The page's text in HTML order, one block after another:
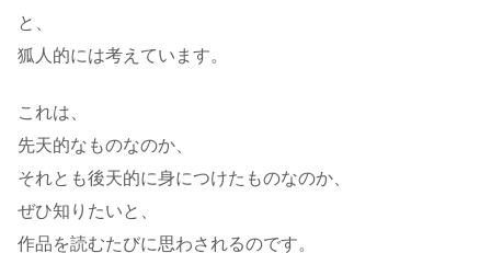
と、
狐人的には考えています。
これは、
先天的なものなのか、
それとも後天的に身につけたものなのか、
ぜひ知りたいと、
作品を読むたびに思わされるのです。